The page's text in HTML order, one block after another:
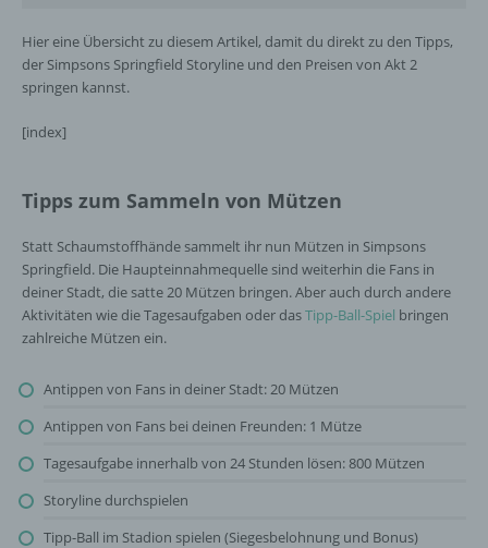
Hier eine Übersicht zu diesem Artikel, damit du direkt zu den Tipps,
der Simpsons Springfield Storyline und den Preisen von Akt 2
springen kannst.
[index]
Tipps zum Sammeln von Mützen
Statt Schaumstoffhände sammelt ihr nun Mützen in Simpsons
Springfield. Die Haupteinnahmequelle sind weiterhin die Fans in
deiner Stadt, die satte 20 Mützen bringen. Aber auch durch andere
Aktivitäten wie die Tagesaufgaben oder dasTipp-Ball-Spiel bringen
zahlreiche Mützen ein.
Antippen von Fans in deiner Stadt: 20 Mützen
Antippen von Fans bei deinen Freunden: 1 Mütze
Tagesaufgabe innerhalb von 24 Stunden lösen: 800 Mützen
Storyline durchspielen
Tipp-Ball im Stadion spielen (Siegesbelohnung und Bonus)